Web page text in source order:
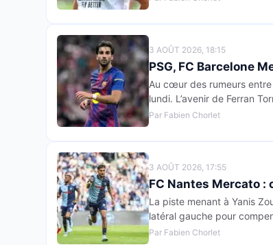
3 AOÛT 2026, 18:15
PSG, FC Barcelone
Au cœur des rumeurs entre
lundi. L’avenir de Ferran
Par Fabien Chorlet
3 AOÛT 2026, 17:55
FC Nantes Mercato :
La piste menant à Yanis
latéral gauche pour
Par Fabien Chorlet